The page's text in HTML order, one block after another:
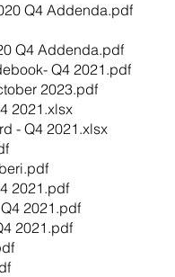
Q4 Addenda.pdf
Q4 Addenda.pdf
Q4 2021.pdf
2023.pdf
2021.xlsx
- Q4 2021.xlsx
2021.pdf
2021.pdf
2021.pdf